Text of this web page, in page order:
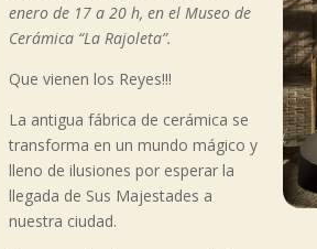
enero de 17 a 20 h, en el Museo de
Cerámica “La Rajoleta”.
Que vienen los Reyes!!!
La antigua fábrica de cerámica se
transforma en un mundo mágico y
lleno de ilusiones por esperar la
llegada de Sus Majestades a
nuestra ciudad.